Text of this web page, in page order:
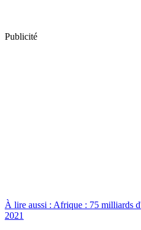
Publicité
À lire aussi : Afrique : 75 milliards
2021